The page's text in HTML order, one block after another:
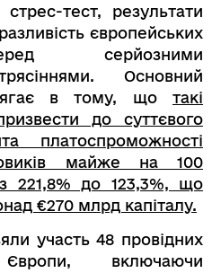
тест, результати
європейських
серйозними
Основний
в тому, що такі
до суттєвого
платоспроможності
майже на 100
221,8% до 123,3%, що
€270 млрд капіталу.
участь 48 провідних
включаючи